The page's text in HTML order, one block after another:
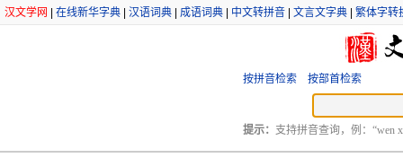
汉文学网 在线新华字典 汉语词典 成语词典 中文转拼音 文言文字典 繁体字转
按拼音检索 按部首检索
提示： 支持拼音查询，例：“wen